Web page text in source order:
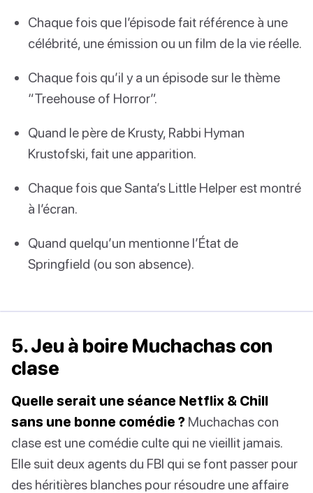
Chaque fois que l’épisode fait référence à une
célébrité, une émission ou un film de la vie réelle.
Chaque fois qu’il y a un épisode sur le thème
“Treehouse of Horror”.
Quand le père de Krusty, Rabbi Hyman
Krustofski, fait une apparition.
Chaque fois que Santa’s Little Helper est montré
à l’écran.
Quand quelqu’un mentionne l’État de
Springfield (ou son absence).
5. Jeu à boire Muchachas con
clase
Quelle serait une séance Netflix & Chill
sans une bonne comédie ? Muchachas con
clase est une comédie culte qui ne vieillit jamais.
Elle suit deux agents du FBI qui se font passer pour
des héritières blanches pour résoudre une affaire